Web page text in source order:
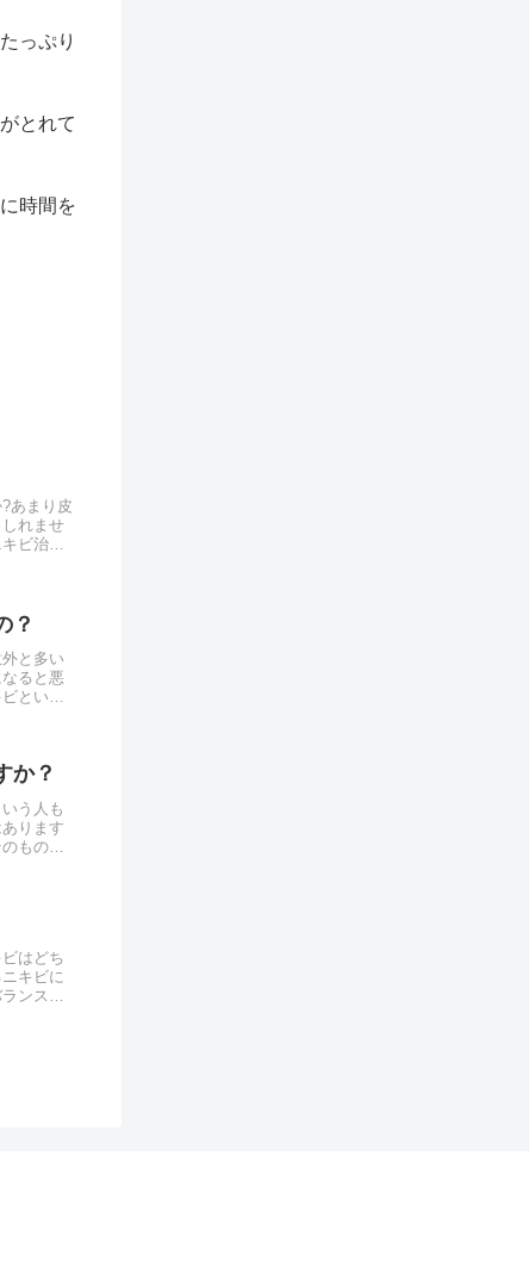
っぷり
とれて
時間を
あまり皮
れませ
ビ治療
？
と多い
ると悪
という
か？
う人も
ります
ものを
はどち
キビに
ンスが